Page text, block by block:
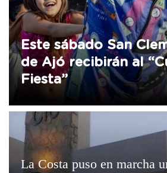
Este sábado San
de Ajó recibirán al
Fiesta”
La Costa puso en marcha